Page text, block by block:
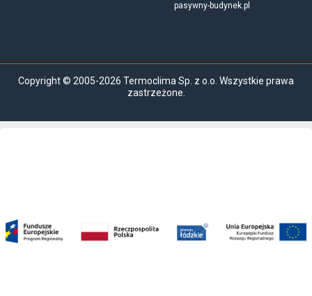
pasywny-budynek.pl
Copyright © 2005-2026 Termoclima Sp. z o.o. Wszystkie prawa
zastrzeżone.